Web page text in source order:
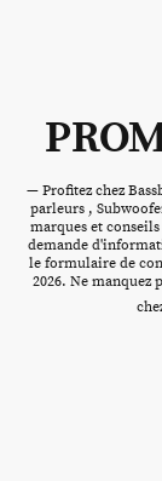
— Profitez chez
parleurs ,
marques et
demande
le formulaire de
2026. Ne